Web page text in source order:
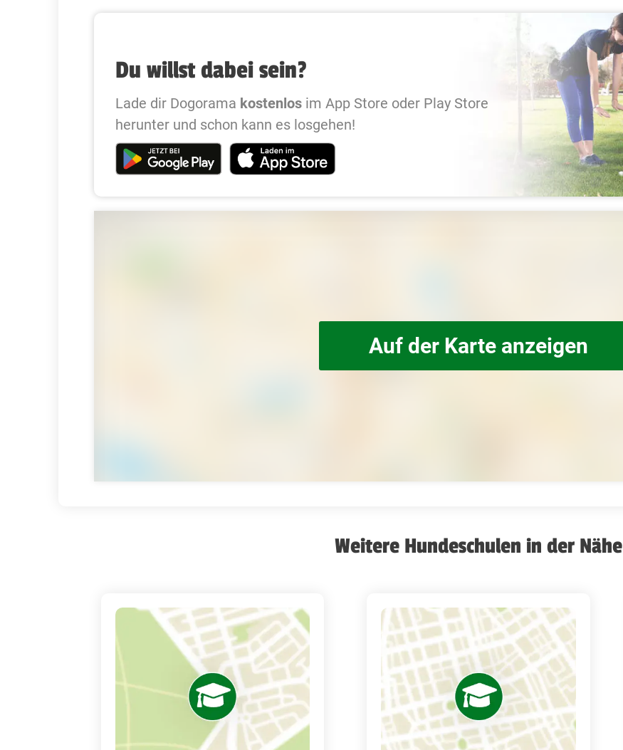
Du willst dabei sein?
Lade dir Dogorama kostenlos im App Store oder Play Store
herunter und schon kann es losgehen!
Auf der Karte anzeigen
Weitere Hundeschulen in der Nähe